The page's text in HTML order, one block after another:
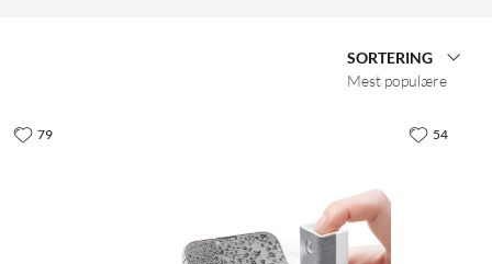
SORTERING
Mest populære
79 54